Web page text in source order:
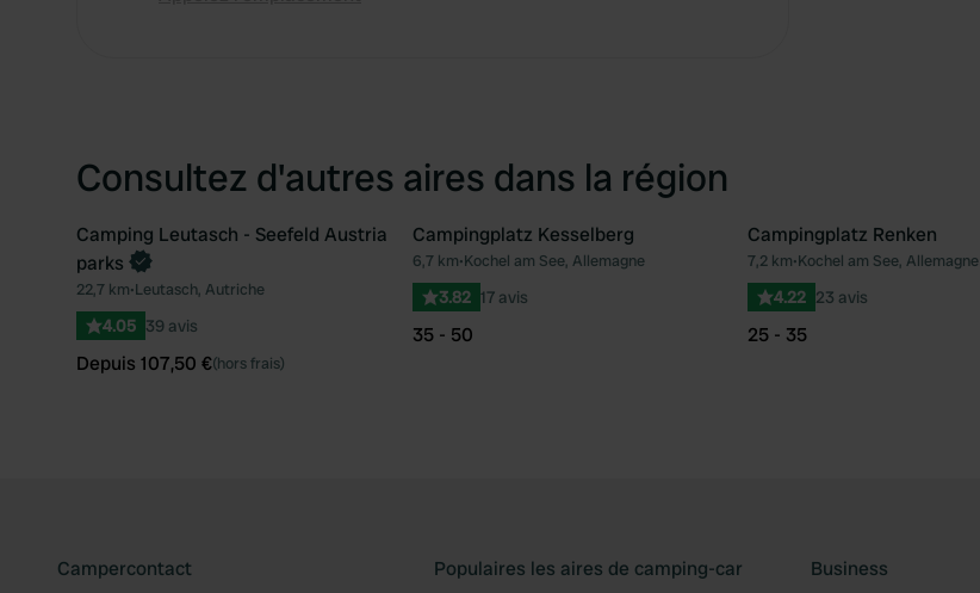
Consultez d'autres aires dans la région
Préféré
Reserve maintenant
Camping Leutasch - Seefeld Austria
parks
22,7 km•Leutasch, Autriche
4.05 39 avis
Depuis 107,50 €(hors frais)
Préféré
Campingplatz Kesselberg
6,7 km•Kochel am See, Allemagne
3.82 17 avis
35 - 50
Campingplatz Renken
7,2 km•Kochel am See, Allemagne
4.22 23 avis
25 - 35
Campercontact Populaires les aires de camping-car Business